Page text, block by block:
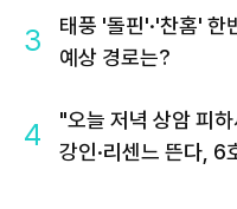
3
태풍 '돌핀'·'찬홈' 한
예상 경로는?
4
"오늘 저녁 상암 피
강인·리센느 뜬다, 6